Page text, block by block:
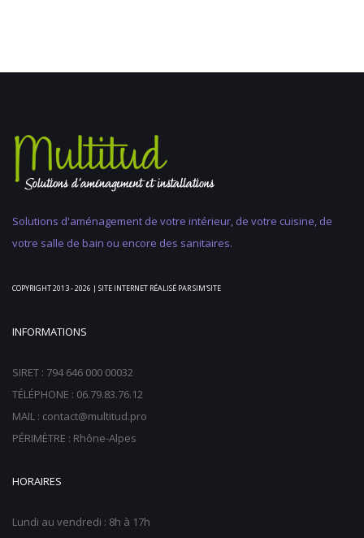
Solutions d'aménagement de votre intérieur, de votre cuisine, de
votre salle de bain ou encore des sanitaires.
COPYRIGHT 2013 - 2026 | SITE INTERNET RÉALISÉ PARSIM'SITE
INFORMATIONS
SIRET : 794 646 000 00032
TÉLÉPHONE : 06.79.83.76.12
MAIL : contact@multitud.pro
PÉRIMÈTRE : Rhône-Alpes
HORAIRES
Lundi au vendredi : 8h à 17h